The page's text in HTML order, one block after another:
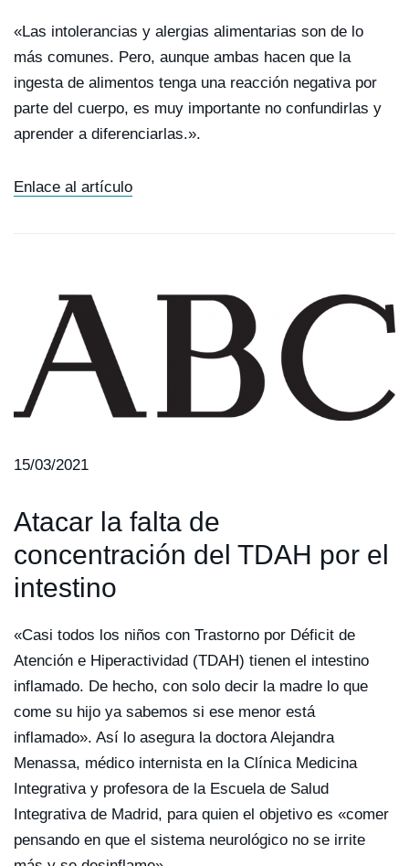
«Las intolerancias y alergias alimentarias son de lo
más comunes. Pero, aunque ambas hacen que la
ingesta de alimentos tenga una reacción negativa por
parte del cuerpo, es muy importante no confundirlas y
aprender a diferenciarlas.».
Enlace al artículo
15/03/2021
Atacar la falta de
concentración del TDAH por el
intestino
«Casi todos los niños con Trastorno por Déficit de
Atención e Hiperactividad (TDAH) tienen el intestino
inflamado. De hecho, con solo decir la madre lo que
come su hijo ya sabemos si ese menor está
inflamado». Así lo asegura la doctora Alejandra
Menassa, médico internista en la Clínica Medicina
Integrativa y profesora de la Escuela de Salud
Integrativa de Madrid, para quien el objetivo es «comer
pensando en que el sistema neurológico no se irrite